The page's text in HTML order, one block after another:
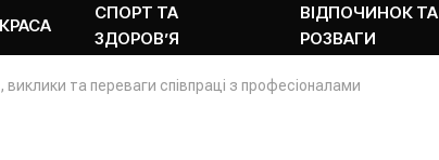
КРАСА
СПОРТ ТА
ЗДОРОВ’Я
ВІДПОЧИНОК ТА
РОЗВАГИ
та переваги співпраці з професіоналами